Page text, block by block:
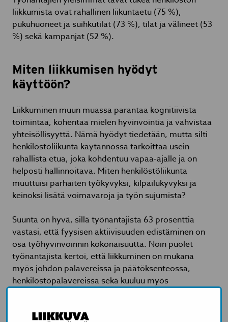
liikkumista ovat rahallinen liikuntaetu (75 %),
pukuhuoneet ja suihkutilat (73 %), tilat ja välineet (53
%) sekä kampanjat (52 %).
Miten liikkumisen hyödyt
käyttöön?
Liikkuminen muun muassa parantaa kognitiivista
toimintaa, kohentaa mielen hyvinvointia ja vahvistaa
yhteisöllisyyttä. Nämä hyödyt tiedetään, mutta silti
henkilöstöliikunta käytännössä tarkoittaa usein
rahallista etua, joka kohdentuu vapaa-ajalle ja on
helposti hallinnoitava. Miten henkilöstöliikunta
muuttuisi parhaiten työkyvyksi, kilpailukyvyksi ja
keinoksi lisätä voimavaroja ja työn sujumista?
Suunta on hyvä, sillä työnantajista 63 prosenttia
vastasi, että fyysisen aktiivisuuden edistäminen on
osa työhyvinvoinnin kokonaisuutta. Noin puolet
työnantajista kertoi, että liikkuminen on mukana
myös johdon palavereissa ja päätöksenteossa,
henkilöstöpalavereissa sekä kuuluu myös
työnantajien arvioiden kanssa, ja tieto